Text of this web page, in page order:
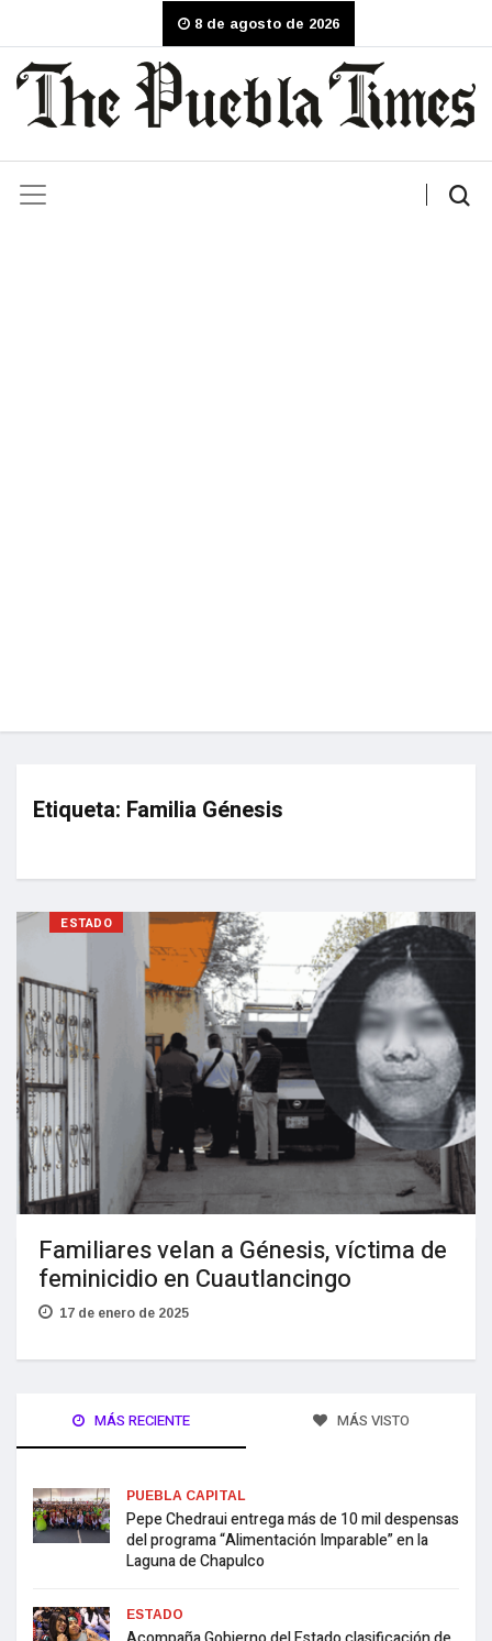
8 de agosto de 2026
Etiqueta: Familia Génesis
ESTADO
Familiares velan a Génesis, víctima de
feminicidio en Cuautlancingo
17 de enero de 2025
MÁS RECIENTE MÁS VISTO
PUEBLA CAPITAL
Pepe Chedraui entrega más de 10 mil despensas
del programa “Alimentación Imparable” en la
Laguna de Chapulco
ESTADO